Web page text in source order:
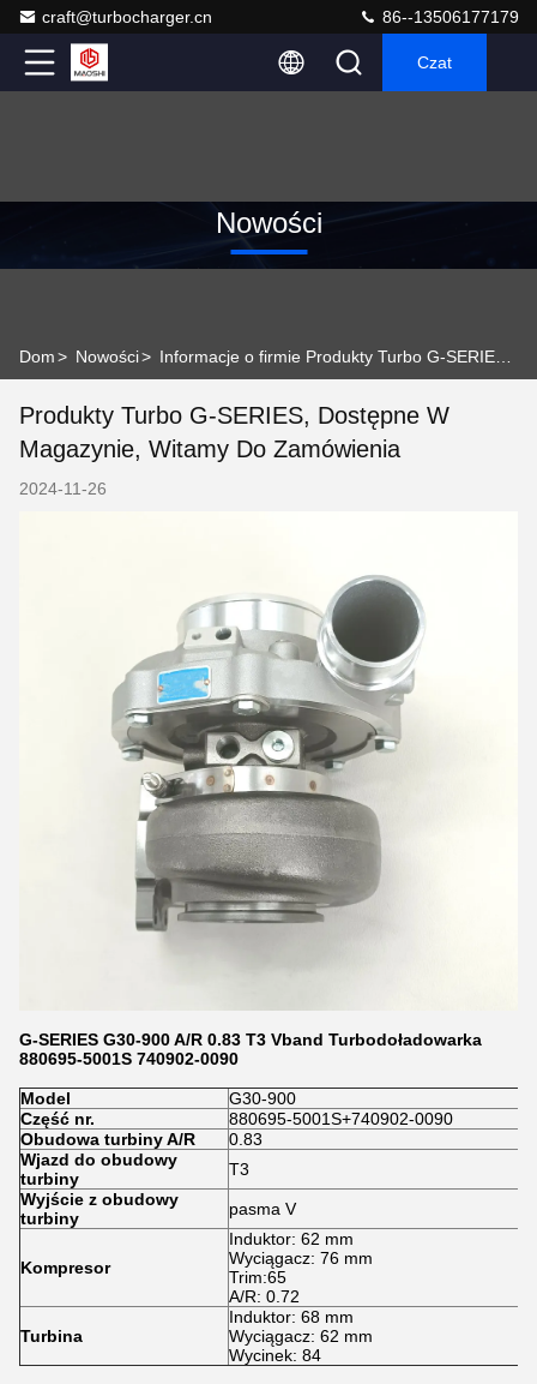
craft@turbocharger.cn 86--13506177179
Czat
Nowości
Dom> Nowości>
Produkty Turbo G-SERIES, Dostępne W
Magazynie, Witamy Do Zamówienia
2024-11-26
G-SERIES G30-900 A/R 0.83 T3 Vband Turbodoładowarka
880695-5001S 740902-0090
Model
G30-900
Część nr.
880695-5001S+740902-0090
Obudowa turbiny A/R
0.83
Wjazd do obudowy
turbiny
T3
Wyjście z obudowy
turbiny
pasma V
Kompresor
Induktor: 62 mm
Wyciągacz: 76 mm
Trim:65
A/R: 0.72
Turbina
Induktor: 68 mm
Wyciągacz: 62 mm
Wycinek: 84